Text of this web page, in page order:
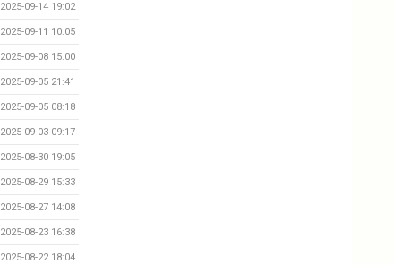
2025-09-14 19:02
2025-09-11 10:05
2025-09-08 15:00
2025-09-05 21:41
2025-09-05 08:18
2025-09-03 09:17
2025-08-30 19:05
2025-08-29 15:33
2025-08-27 14:08
2025-08-23 16:38
2025-08-22 18:04